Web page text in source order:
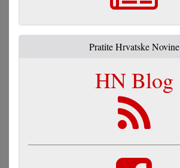
Pratite Hrvatske Novine
HN Blog